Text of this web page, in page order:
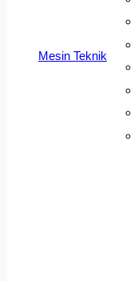
Mesin Teknik